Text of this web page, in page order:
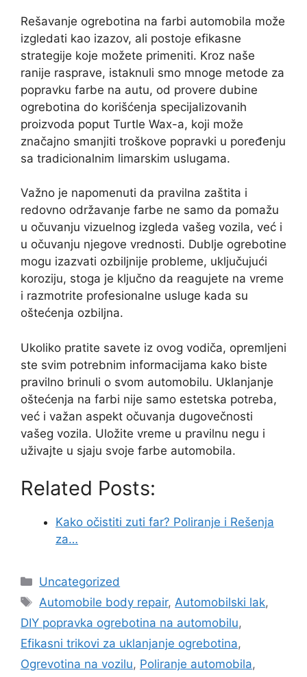
Rešavanje ogrebotina na farbi automobila može
izgledati kao izazov, ali postoje efikasne
strategije koje možete primeniti. Kroz naše
ranije rasprave, istaknuli smo mnoge metode za
popravku farbe na autu, od provere dubine
ogrebotina do korišćenja specijalizovanih
proizvoda poput Turtle Wax-a, koji može
značajno smanjiti troškove popravki u poređenju
sa tradicionalnim limarskim uslugama.
Važno je napomenuti da pravilna zaštita i
redovno održavanje farbe ne samo da pomažu
u očuvanju vizuelnog izgleda vašeg vozila, već i
u očuvanju njegove vrednosti. Dublje ogrebotine
mogu izazvati ozbiljnije probleme, uključujući
koroziju, stoga je ključno da reagujete na vreme
i razmotrite profesionalne usluge kada su
oštećenja ozbiljna.
Ukoliko pratite savete iz ovog vodiča, opremljeni
ste svim potrebnim informacijama kako biste
pravilno brinuli o svom automobilu. Uklanjanje
oštećenja na farbi nije samo estetska potreba,
već i važan aspekt očuvanja dugovečnosti
vašeg vozila. Uložite vreme u pravilnu negu i
uživajte u sjaju svoje farbe automobila.
Related Posts:
Kako očistiti zuti far? Poliranje i Rešenja
za…
Categories
Uncategorized
Tags
Automobile body repair,Automobilski lak,
DIY popravka ogrebotina na automobilu,
Efikasni trikovi za uklanjanje ogrebotina,
Ogrevotina na vozilu, Poliranje automobila,